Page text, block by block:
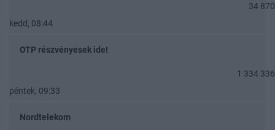
34 870
kedd, 08:44
OTP részvényesek ide!
1 334 336
péntek, 09:33
Nordtelekom